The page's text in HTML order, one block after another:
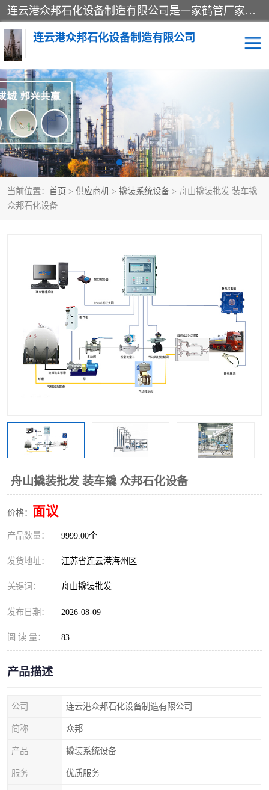
连云港众邦石化设备制造有限公司是一家鹤管厂家主营：鹤管、装车鹤管等，是致力于石油、石化等流体装卸设备(主要产品如鹤管、输油臂、脱缆钩等)的咨询、设计、制造、检测、安装指导、系统调试、维修维护等业务的公司。
连云港众邦石化设备制造有限公司
当前位置： 首页 > 供应商机 > 撬装系统设备 > 舟山撬装批发 装车撬
众邦石化设备
舟山撬装批发 装车撬 众邦石化设备
价格： 面议
产品数量： 9999.00个
发货地址： 江苏省连云港海州区
关键词： 舟山撬装批发
发布日期： 2026-08-09
阅 读 量： 83
产品描述
公司 连云港众邦石化设备制造有限公司
简称 众邦
产品 撬装系统设备
服务 优质服务
鹤管 顶部装卸鹤管
底部装卸鹤管 LNG低温鹤管
液氨鹤管 液化气鹤管
鹤管配件 活动梯栈台